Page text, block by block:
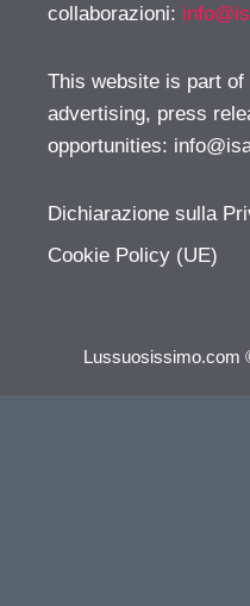
collaborazioni:
This website is part
advertising, press
opportunities:
Dichiarazione sulla
Cookie Policy (UE)
Lussuosissimo.com